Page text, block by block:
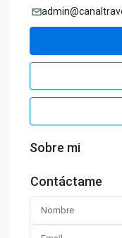
Sobre mi
Contáctame